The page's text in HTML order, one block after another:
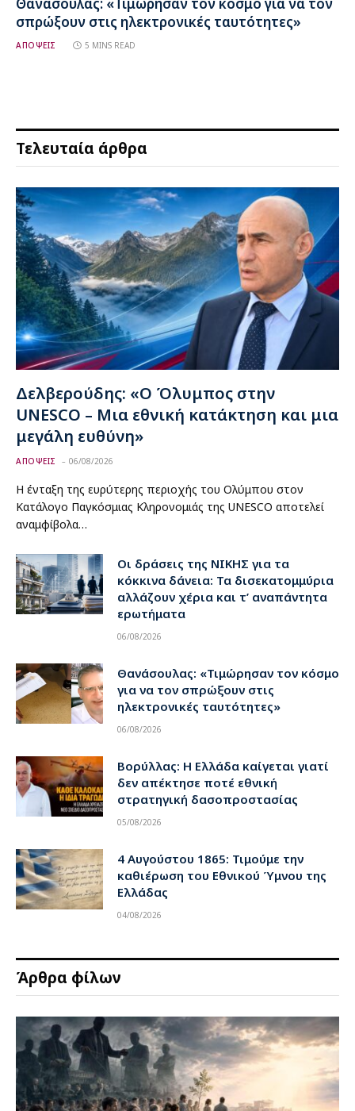
Θανάσουλας: «Τιμώρησαν τον κόσμο για να τον
σπρώξουν στις ηλεκτρονικές ταυτότητες»
ΑΠΟΨΕΙΣ 5 MINS READ
Τελευταία άρθρα
Δελβερούδης: «Ο Όλυμπος στην
UNESCO – Μια εθνική κατάκτηση και μια
μεγάλη ευθύνη»
ΑΠΟΨΕΙΣ 06/08/2026
Η ένταξη της ευρύτερης περιοχής του Ολύμπου στον
Κατάλογο Παγκόσμιας Κληρονομιάς της UNESCO αποτελεί
αναμφίβολα…
Οι δράσεις της ΝΙΚΗΣ για τα
κόκκινα δάνεια: Τα δισεκατομμύρια
αλλάζουν χέρια και τ’ αναπάντητα
ερωτήματα
06/08/2026
Θανάσουλας: «Τιμώρησαν τον κόσμο
για να τον σπρώξουν στις
ηλεκτρονικές ταυτότητες»
06/08/2026
Βορύλλας: Η Ελλάδα καίγεται γιατί
δεν απέκτησε ποτέ εθνική
στρατηγική δασοπροστασίας
05/08/2026
4 Αυγούστου 1865: Τιμούμε την
καθιέρωση του Εθνικού Ύμνου της
Ελλάδας
04/08/2026
Άρθρα φίλων